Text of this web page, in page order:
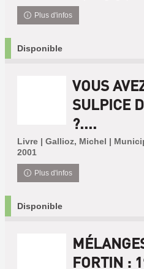
Plus d'infos
Disponible
VOUS
SULPICE
?....
Livre | Gallioz, Michel |
2001
Plus d'infos
Disponible
FORTIN :